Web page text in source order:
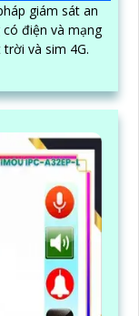
giám sát an
điện và mạng
và sim 4G.